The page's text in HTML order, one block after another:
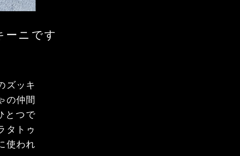
ーニです
ズッキ
の仲間
とつで
タトゥ
使われ